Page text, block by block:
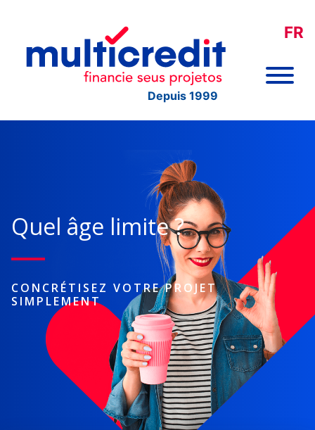
Depuis 1999
FR
Quel âge limite ?
CONCRÉTISEZ VOTRE PROJET
SIMPLEMENT